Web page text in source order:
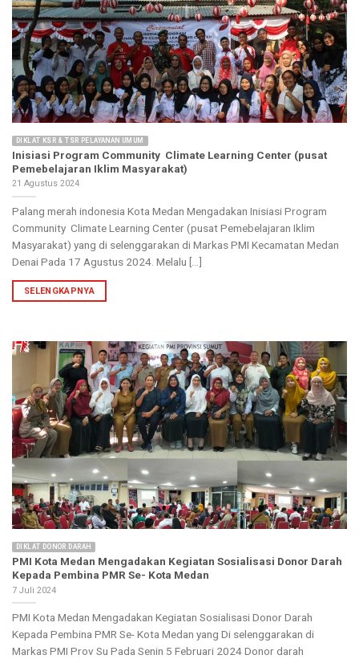
DIKLAT KSR & TSR PELAYANAN UMUM
Inisiasi Program Community Climate Learning Center (pusat
Pemebelajaran Iklim Masyarakat)
21 Agustus 2024
Palang merah indonesia Kota Medan Mengadakan Inisiasi Program
Community Climate Learning Center (pusat Pemebelajaran Iklim
Masyarakat) yang di selenggarakan di Markas PMI Kecamatan Medan
Denai Pada 17 Agustus 2024. Melalu [...]
SELENGKAPNYA
DIKLAT DONOR DARAH
PMI Kota Medan Mengadakan Kegiatan Sosialisasi Donor Darah
Kepada Pembina PMR Se- Kota Medan
7 Juli 2024
PMI Kota Medan Mengadakan Kegiatan Sosialisasi Donor Darah
Kepada Pembina PMR Se- Kota Medan yang Di selenggarakan di
Markas PMI Prov Su Pada Senin 5 Februari 2024 Donor darah